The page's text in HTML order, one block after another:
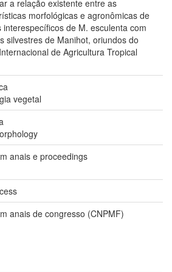
a relação existente entre as
morfológicas e agronômicas de
interespecíficos de M. esculenta com
silvestres de Manihot, oriundos do
de Agricultura Tropical
vegetal
anais e proceedings
anais de congresso (CNPMF)